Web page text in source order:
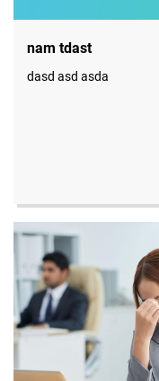
nam tdast
dasd asd asda